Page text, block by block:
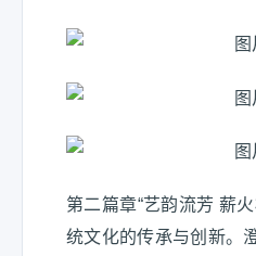
第二篇章“艺韵流芳 薪
统文化的传承与创新。